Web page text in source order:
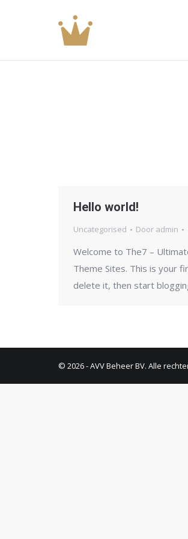
Hello world!
Uncategorised Door admin
Welcome to The7 –
Theme Sites. This is your
delete it, then start
© 2026 - AVV Beheer BV. Alle